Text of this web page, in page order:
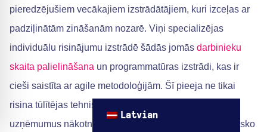
pieredzējušiem vecākajiem izstrādātājiem, kuri izceļas ar
padziļinātām zināšanām nozarē. Viņi specializējas
individuālu risinājumu izstrādē šādās jomās darbinieku
skaita palielināšana un programmatūras izstrādi, kas ir
cieši saistīta ar agile metodoloģijām. Šī pieeja ne tikai
risina tūlītējas tehniskās vajadzības, bet arī sagatavo
uzņēmumus nākotnes izaicinājumiem, samazinot tehnisko
Latvian